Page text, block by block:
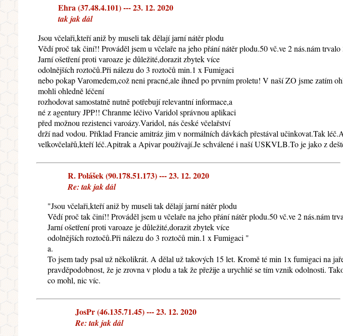
Ehra (37.48.4.101) --- 23. 12. 2020
tak jak dál
Jsou včelaři,kteří aniž by museli tak dělají jarní nátěr plodu
Vědí proč tak činí!! Prováděl jsem u včelaře na jeho přání nátěr plodu.50 vč.ve 2 nás.nám
Jarní ošetření proti varoaze je důležité,dorazit zbytek více
odolnějších roztočů.Při nálezu do 3 roztočů min.1 x Fumigaci
nebo pokap Varomedem,což neni pracné,ale ihned po prvním proletu! V naší ZO jsme zatím
mohli ohledně léčení
rozhodovat samostatně nutně potřebují relevantní informace,a
né z agentury JPP!! Chranme léčivo Varidol správnou aplikaci
před možnou rezistenci varoázy.Varidol, nás české včelařství
drží nad vodou. Příklad Francie amitráz jim v normálních dávkách přestával učinkovat.Tak
velkovčelařů,kteří léč.Apitrak a Apivar používají.Je schválené i naší USKVLB.To je jako z
R. Polášek (90.178.51.173) --- 23. 12. 2020
Re: tak jak dál
"Jsou včelaři,kteří aniž by museli tak dělají jarní nátěr plodu
Vědí proč tak činí!! Prováděl jsem u včelaře na jeho přání nátěr plodu.50 vč.ve 2 nás.nám
Jarní ošetření proti varoaze je důležité,dorazit zbytek více
odolnějších roztočů.Při nálezu do 3 roztočů min.1 x Fumigaci "
a.
To jsem tady psal už několikrát. A dělal už takových 15 let. Kromě té min 1x fumigaci na
pravděpodobnost, že je zrovna v plodu a tak že přežije a urychlíé se tím vznik odolnosti.
co mohl, nic víc.
JosPr (46.135.71.45) --- 23. 12. 2020
Re: tak jak dál